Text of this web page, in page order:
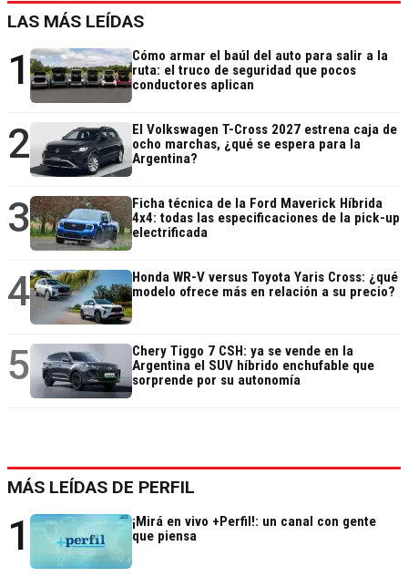
LAS MÁS LEÍDAS
1
Cómo armar el baúl del auto para salir a la
ruta: el truco de seguridad que pocos
conductores aplican
2
El Volkswagen T-Cross 2027 estrena caja de
ocho marchas, ¿qué se espera para la
Argentina?
3
Ficha técnica de la Ford Maverick Híbrida
4x4: todas las especificaciones de la pick-up
electrificada
4
Honda WR-V versus Toyota Yaris Cross: ¿qué
modelo ofrece más en relación a su precio?
5
Chery Tiggo 7 CSH: ya se vende en la
Argentina el SUV híbrido enchufable que
sorprende por su autonomía
MÁS LEÍDAS DE PERFIL
1
¡Mirá en vivo +Perfil!: un canal con gente
que piensa